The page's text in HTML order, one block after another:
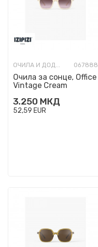
ОЧИЛА И ДОДАТОЦИ 067888
Очила за сонце, Office
Vintage Cream
3.250 МКД
52,59 EUR